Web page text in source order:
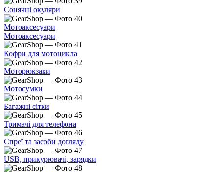
Сонячні окуляри
Мотоаксесуари
Мотоаксесуари
Кофри для мотоцикла
Моторюкзаки
Мотосумки
Багажні сітки
Тримачі для телефона
Спреї та засоби догляду
USB, прикурювачі, зарядки